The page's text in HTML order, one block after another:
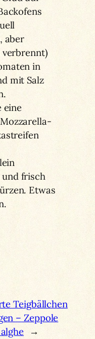
aber
verbrennt)
in
mit Salz
eine
und frisch
Etwas
Teigbällchen
– Zeppole
→